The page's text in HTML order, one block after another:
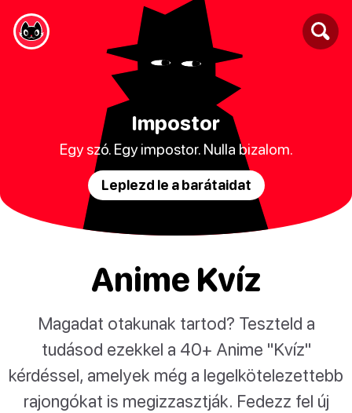
Impostor
Egy szó. Egy impostor. Nulla bizalom.
Leplezd le a barátaidat
Anime Kvíz
Magadat otakunak tartod? Teszteld a
tudásod ezekkel a 40+ Anime "Kvíz"
kérdéssel, amelyek még a legelkötelezettebb
rajongókat is megizzasztják. Fedezz fel új